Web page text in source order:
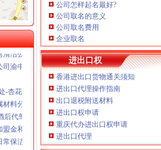
楼_重庆崽儿_新浪博客
采光好,重庆渝中上清寺下罗家湾二
火锅店急转_租金元/月_重庆亿铺
洁公司学田湾清洗公_志趣网
渝中区学田湾门市部_【信用信息_诉讼
-杏花岭区-太原市-山西省-行政区域
料分公司
代驾司机|酒后代驾价格】-重庆赶集网
盟金和保证金吗？加盟问答-前景加盟网
保洁-爱喇叭网
重庆菜园坝分公司-阿土伯企业名录
公司怎样起名最好?
公司取名的意义
公司取名费用
企业取名
进出口权
香港进出口货物通关须知
进出口代理操作指南
出口退税附送材料
进出口权申请
重庆代办进出口权申请
进出口代理